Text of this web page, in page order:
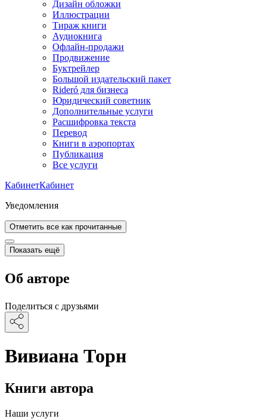
Дизайн обложки
Иллюстрации
Тираж книги
Аудиокнига
Офлайн-продажи
Продвижение
Буктрейлер
Большой издательский пакет
Rideró для бизнеса
Юридический советник
Дополнительные услуги
Расшифровка текста
Перевод
Книги в аэропортах
Публикация
Все услуги
КабинетКабинет
Уведомления
Отметить все как прочитанные
Показать ещё
Об авторе
Поделиться с друзьями
Вивиана Торн
Книги автора
Наши услуги